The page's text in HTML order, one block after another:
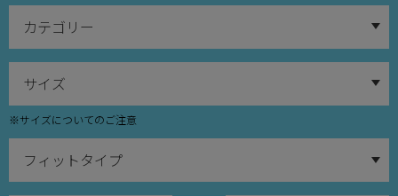
※サイズについてのご注意